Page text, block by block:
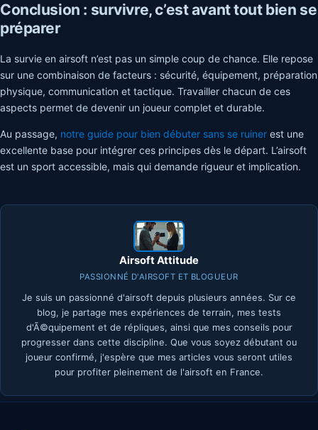
Conclusion : survivre, c’est avant tout bien se
préparer
La survie en airsoft n’est pas un simple coup de chance. Elle repose
sur une combinaison de facteurs : sécurité, équipement, préparation
physique, communication et tactique. Travailler chacun de ces
aspects permet de devenir un joueur complet et durable.
Au passage, notre guide pour bien débuter sans se ruiner est une
excellente base pour intégrer ces principes dès le départ. L’airsoft
est un sport accessible, mais qui demande rigueur et implication.
Airsoft Attitude
PASSIONNÉ D'AIRSOFT ET BLOGUEUR
Je suis un passionné d'airsoft depuis plusieurs années. Sur ce
blog, je partage mes expériences de terrain, mes tests
d'Ã©quipement et de répliques, ainsi que mes conseils pour
progresser dans cette discipline. Que vous soyez débutant ou
joueur confirmé, j'espère que mes articles vous seront utiles
pour profiter pleinement de l'airsoft en France.